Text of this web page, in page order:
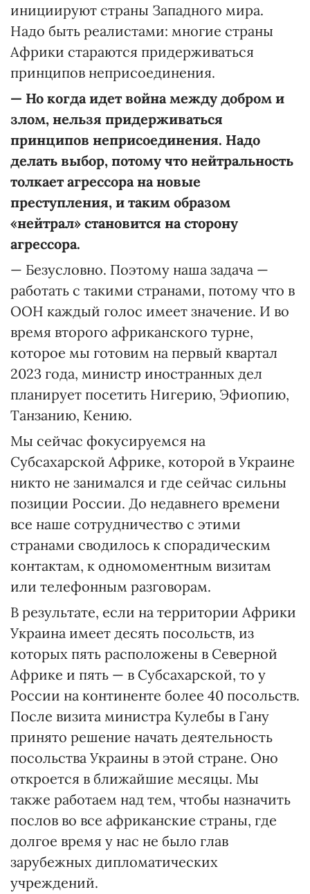
инициируют страны Западного мира.
Надо быть реалистами: многие страны
Африки стараются придерживаться
принципов неприсоединения.
— Но когда идет война между добром и
злом, нельзя придерживаться
принципов неприсоединения. Надо
делать выбор, потому что нейтральность
толкает агрессора на новые
преступления, и таким образом
«нейтрал» становится на сторону
агрессора.
— Безусловно. Поэтому наша задача —
работать с такими странами, потому что в
ООН каждый голос имеет значение. И во
время второго африканского турне,
которое мы готовим на первый квартал
2023 года, министр иностранных дел
планирует посетить Нигерию, Эфиопию,
Танзанию, Кению.
Мы сейчас фокусируемся на
Субсахарской Африке, которой в Украине
никто не занимался и где сейчас сильны
позиции России. До недавнего времени
все наше сотрудничество с этими
странами сводилось к спорадическим
контактам, к одномоментным визитам
или телефонным разговорам.
В результате, если на территории Африки
Украина имеет десять посольств, из
которых пять расположены в Северной
Африке и пять — в Субсахарской, то у
России на континенте более 40 посольств.
После визита министра Кулебы в Гану
принято решение начать деятельность
посольства Украины в этой стране. Оно
откроется в ближайшие месяцы. Мы
также работаем над тем, чтобы назначить
послов во все африканские страны, где
долгое время у нас не было глав
зарубежных дипломатических
учреждений.